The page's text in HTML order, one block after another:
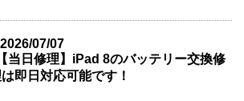
2026/07/07
【当日修理】iPad 8のバッテリー交換修
即日対応可能です！